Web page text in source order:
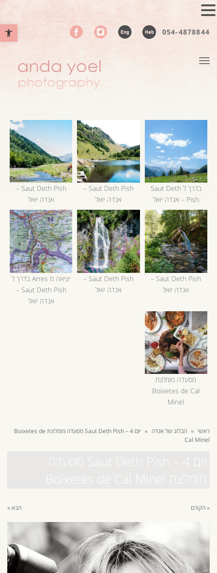
פתח סרגל 054-4878844
תפריט
בדרך ל Saut Deth
Pish – אנדה יואל
Saut Deth Pish –
אנדה יואל
Saut Deth Pish –
אנדה יואל
Saut Deth Pish –
אנדה יואל
Saut Deth Pish –
אנדה יואל
יציאה מ Arres בדרך ל
Saut Deth Pish –
אנדה יואל
מסעדה מומלצת
Boixetes de Cal
Minel
ראשי » הבלוג של אנדה »
יום 4 – Saut Deth Pish מסעדה מומלצת Boixetes de
Cal Minel
יום 4 – Saut Deth Pish מסעדה
מומלצת Boixetes de Cal Minel
« הקודם הבא »